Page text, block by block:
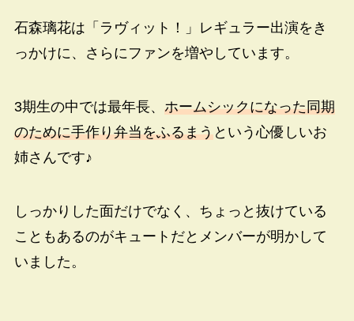
石森璃花は「ラヴィット！」レギュラー出演をき
っかけに、さらにファンを増やしています。
3期生の中では最年長、 ホームシックになった同期
のために手作り弁当をふるまうという心優しいお
姉さんです♪
しっかりした面だけでなく、ちょっと抜けている
こともあるのがキュートだとメンバーが明かして
いました。